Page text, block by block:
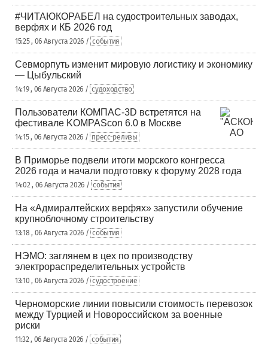
#ЧИТАЮКОРАБЕЛ на судостроительных заводах,
верфях и КБ 2026 год
15:25 , 06 Августа 2026 / события
Севморпуть изменит мировую логистику и экономику
— Цыбульский
14:19 , 06 Августа 2026 / судоходство
Пользователи КОМПАС-3D встретятся на
фестивале KOMPAScon 6.0 в Москве
14:15 , 06 Августа 2026 / пресс-релизы
В Приморье подвели итоги морского конгресса
2026 года и начали подготовку к форуму 2028 года
14:02 , 06 Августа 2026 / события
На «Адмиралтейских верфях» запустили обучение
крупноблочному строительству
13:18 , 06 Августа 2026 / события
НЭМО: заглянем в цех по производству
электрораспределительных устройств
13:10 , 06 Августа 2026 / судостроение
Черноморские линии повысили стоимость перевозок
между Турцией и Новороссийском за военные
риски
11:32 , 06 Августа 2026 / события